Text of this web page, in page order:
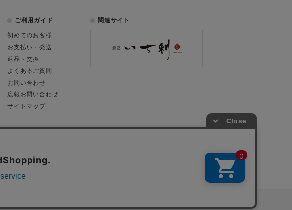
ご利用ガイド
初めてのお客様
お支払い・発送
返品・交換
よくあるご質問
お問い合わせ
広報お問い合わせ
サイトマップ
関連サイト